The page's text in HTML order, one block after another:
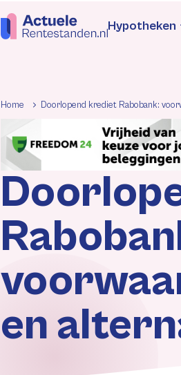
Hypotheken
Home Doorlopend krediet Rabobank:
en